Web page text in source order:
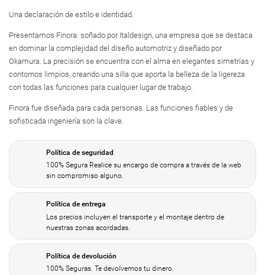
Una declaración de estilo e identidad.
Presentamos Finora: soñado por Italdesign, una empresa que se destaca
en dominar la complejidad del diseño automotriz y diseñado por
Okamura. La precisión se encuentra con el alma en elegantes simetrías y
contornos limpios, creando una silla que aporta la belleza de la ligereza
con todas las funciones para cualquier lugar de trabajo.
Finora fue diseñada para cada personas. Las funciones fiables y de
sofisticada ingeniería son la clave.
Política de seguridad
100% Segura Realice su encargo de compra a través de la web
sin compromiso alguno.
Política de entrega
Los precios incluyen el transporte y el montaje dentro de
nuestras zonas acordadas.
Política de devolución
100% Seguras. Te devolvemos tu dinero.